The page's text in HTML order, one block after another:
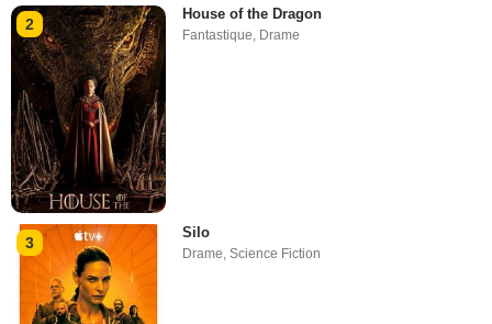
2
House of the Dragon
Fantastique, Drame
3
Silo
Drame ,Science Fiction